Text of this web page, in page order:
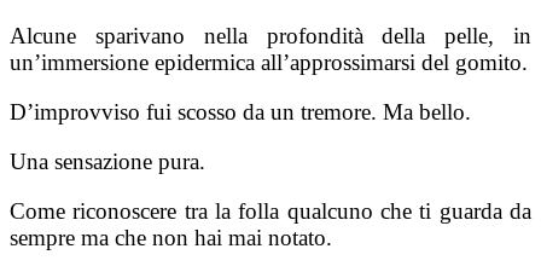
Alcune sparivano nella profondità della pel­le, in
un’immersione epidermica all’approssimarsi del gomito.
D’improvviso fui scosso da un tremore. Ma bello.
Una sensazione pura.
Come riconoscere tra la folla qualcuno che ti guarda da
sempre ma che non hai mai notato.